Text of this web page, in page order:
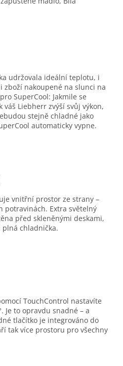
udržovala ideální teplotu, i
zboží nakoupené na slunci na
SuperCool: Jakmile se
Liebherr zvýší svůj výkon,
stejně chladné jako
automaticky vypne.
vnitřní prostor ze strany –
potravinách. Extra světelný
před skleněnými deskami,
chladnička.
TouchControl nastavíte
Je to opravdu snadné – a
tlačítko je integrováno do
tak více prostoru pro všechny